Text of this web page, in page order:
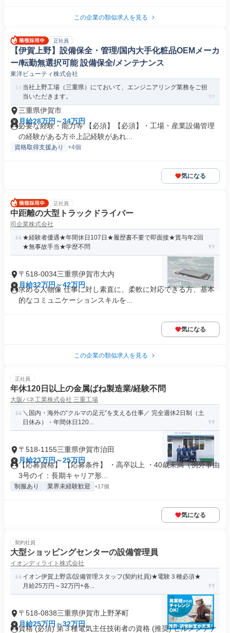
この企業の類似求人を見る
正社員
【伊賀上野】設備保全・管理/国内大手化粧品OEMメーカ
ー/転勤無選択可能 設備保全/メンテナンス
東洋ビューティ株式会社
当社上野工場（三重県）にておいて、エンジニアリング業務をご担
当いただきます。
三重県伊賀市
月給28万円～34万円
必要な経験・能力等 【必須】【必須】・工場・産業設備管理
の経験がある方※上記経験があれ...
資格取得支援あり +4個
気になる
正社員
中距離の大型トラックドライバー
司企業株式会社
★経験者優遇★年間休日107日★履歴書不要で即面接★賞与年2回
★無事故手当★学歴不問
〒518-0034三重県伊賀市大内
月給32万円～42万円
求める人物像 仕事に対し素直に、柔軟に対応できる方、基本
的なコミュニケーションスキルを...
気になる
この企業の類似求人を見る
正社員
年休120日以上の金属ばね製造業/経験不問
大阪バネ工業株式会社 三重工場
＼国内・海外の“クルマの足元”を支える仕事／ 完全週休2日制（土
日休み）・年間休日120...
〒518-1155三重県伊賀市治田
月給23万円～25万円
【応募資格】 【応募条件】 ・高卒以上 ・40歳未満（例外事由
3号のイ：長期キャリア形...
制服あり 業界未経験歓迎 +17個
気になる
契約社員
大型ショッピングセンターの設備管理員
イオンディライト株式会社
イオン伊賀上野店/設備管理スタッフ(契約社員)★電験３種必須★
月給25万円～32万円+各...
〒518-0838三重県伊賀市上野茅町
月給25万円～32万円
資格 (必須) 第３種電気主任技術者の資格 (推奨) ビルメンテナ